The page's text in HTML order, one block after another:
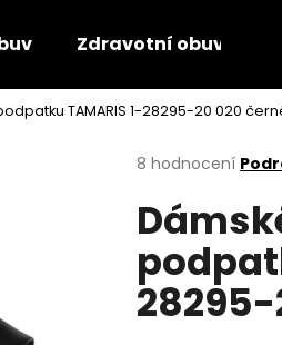
Zdravotní obuv
TAMARIS 1-28295-20 020
Průměrné
produktu
je
5
hvězdiček.
8 hodnocení